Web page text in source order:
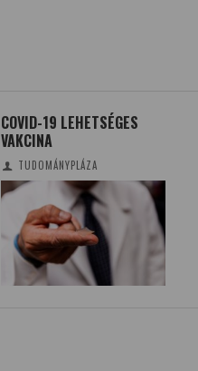
COVID-19 LEHETSÉGES
VAKCINA
TUDOMÁNYPLÁZA